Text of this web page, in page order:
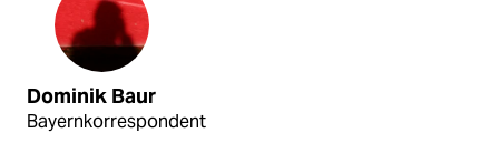
Dominik Baur
Bayernkorrespondent